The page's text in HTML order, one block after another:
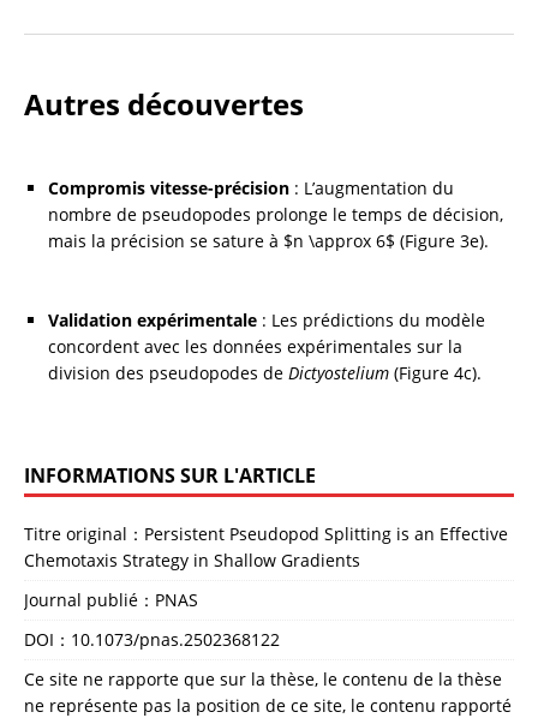
Autres découvertes
Compromis vitesse-précision : L’augmentation du
nombre de pseudopodes prolonge le temps de décision,
mais la précision se sature à $n \approx 6$ (Figure 3e).
Validation expérimentale : Les prédictions du modèle
concordent avec les données expérimentales sur la
division des pseudopodes de Dictyostelium (Figure 4c).
INFORMATIONS SUR L'ARTICLE
Titre original：Persistent Pseudopod Splitting is an Effective
Chemotaxis Strategy in Shallow Gradients
Journal publié：PNAS
DOI： 10.1073/pnas.2502368122
Ce site ne rapporte que sur la thèse, le contenu de la thèse
ne représente pas la position de ce site, le contenu rapporté